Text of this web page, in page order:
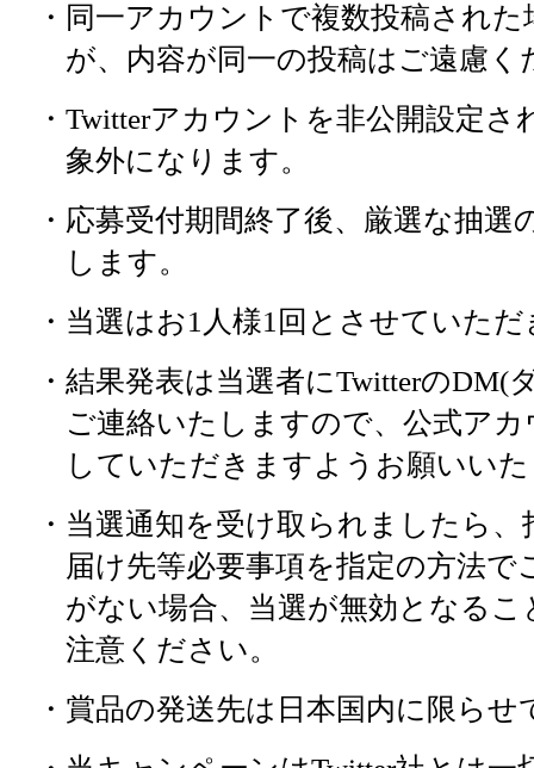
さんまの皮に軽く切れ込み
為、塩をふり焼いていく。
したみりんを皮にぬるとパ
大根おろしを添えて、完成！
小松菜は沸騰したお湯で茹
熱が取れたら、水気を絞り5
く固め、フライパンの端に
ら天地を返す。卵の閉じ口
キンライスの上に被せなが
ろオムライスの完成！
粗びきこしょうを加えて、
今回のレシピは第十三
ストーリーの確認は
・同一アカウントで複数投稿され
が、内容が同一の投稿はご遠慮く
・Twitterアカウントを非公開設定
象外になります。
・応募受付期間終了後、厳選な抽
します。
・当選はお1人様1回とさせていた
・結果発表は当選者にTwitterの
ご連絡いたしますので、公式ア
していただきますようお願いい
・当選通知を受け取られましたら
届け先等必要事項を指定の方法
がない場合、当選が無効となる
注意ください。
・賞品の発送先は日本国内に限ら